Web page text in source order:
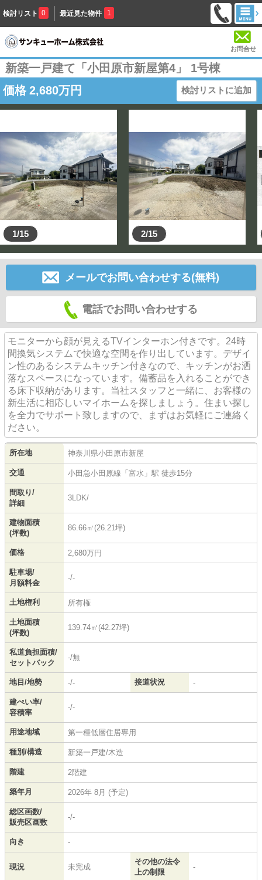
検討リスト 0 最近見た物件 1
お問合せ
新築一戸建て「小田原市新屋第4」 1号棟
価格 2,680万円 検討リストに追加
1/15 2/15
メールでお問い合わせする(無料)
電話でお問い合わせする
モニターから顔が見えるTVインターホン付きです。24時
間換気システムで快適な空間を作り出しています。デザイ
ン性のあるシステムキッチン付きなので、キッチンがお洒
落なスペースになっています。備蓄品を入れることができ
る床下収納があります。当社スタッフと一緒に、お客様の
新生活に相応しいマイホームを探しましょう。住まい探し
を全力でサポート致しますので、まずはお気軽にご連絡く
ださい。
所在地 神奈川県小田原市新屋
交通 小田急小田原線 「 富水 」駅 徒歩15分
間取り/
詳細
3LDK/
建物面積
(坪数)
86.66㎡(26.21坪)
価格 2,680万円
駐車場/
月額料金
-/-
土地権利 所有権
土地面積
(坪数)
139.74㎡(42.27坪)
私道負担面積/
セットバック
-/無
地目/地勢 -/- 接道状況 -
建ぺい率/
容積率
-/-
用途地域 第一種低層住居専用
種別/構造 新築一戸建/木造
階建 2階建
築年月 2026年 8月 (予定)
総区画数/
販売区画数
-/-
向き -
現況 未完成
その他の法令
上の制限
-